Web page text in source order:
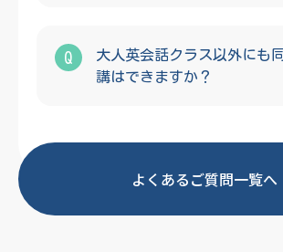
Q
大人英会話クラス以外にも
講はできますか？
よくあるご質問一覧へ